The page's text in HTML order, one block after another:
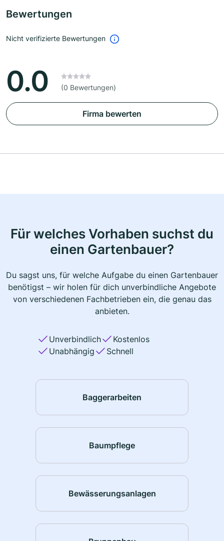
Bewertungen
Nicht verifizierte Bewertungen
0.0 (0 Bewertungen)
Firma bewerten
Für welches Vorhaben suchst du
einen Gartenbauer?
Du sagst uns, für welche Aufgabe du einen Gartenbauer
benötigst – wir holen für dich unverbindliche Angebote
von verschiedenen Fachbetrieben ein, die genau das
anbieten.
Unverbindlich
Kostenlos
Unabhängig
Schnell
Baggerarbeiten
Baumpflege
Bewässerungsanlagen